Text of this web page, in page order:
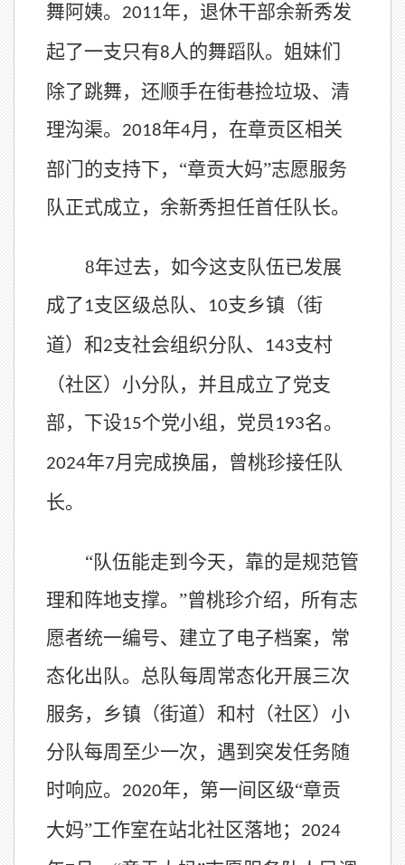
舞阿姨。
2011年，退休干部余新秀发
起了一支只有8人的舞蹈队。姐妹们
除了跳舞，还顺手在街巷捡垃圾、清
理沟渠。
2018年4月，在章贡区相关
部门的支持下，“章贡大妈”志愿服务
队正式成立，余新秀担任首任队长。
8年过去，如今这支队伍已发展
成了1支区级总队、 10支乡镇（街
道）和2支社会组织分队、 143支村
（社区）小分队，并且成立了党支
部，下设15个党小组，党员 193名。
2024年7月完成换届，曾桃珍接任队
长。
“队伍能走到今天，靠的是规范管
理和阵地支撑。”曾桃珍介绍，所有志
愿者统一编号、建立了电子档案，常
态化出队。总队每周常态化开展三次
服务，乡镇（街道）和村（社区）小
分队每周至少一次，遇到突发任务随
时响应。
2020年，第一间区级“章贡
大妈”工作室在站北社区落地；
2024